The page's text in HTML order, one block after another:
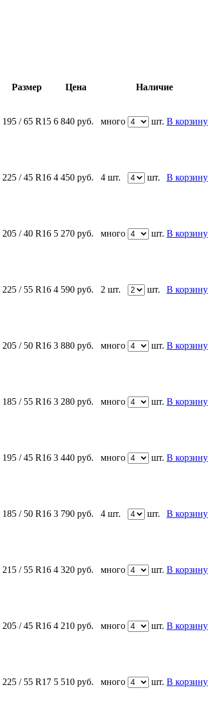
Размер Цена Наличие
195 / 65 R15 6 840 руб. много шт. В корзину
225 / 45 R16 4 450 руб. 4 шт. шт. В корзину
205 / 40 R16 5 270 руб. много шт. В корзину
225 / 55 R16 4 590 руб. 2 шт. шт. В корзину
205 / 50 R16 3 880 руб. много шт. В корзину
185 / 55 R16 3 280 руб. много шт. В корзину
195 / 45 R16 3 440 руб. много шт. В корзину
185 / 50 R16 3 790 руб. 4 шт. шт. В корзину
215 / 55 R16 4 320 руб. много шт. В корзину
205 / 45 R16 4 210 руб. много шт. В корзину
225 / 55 R17 5 510 руб. много шт. В корзину